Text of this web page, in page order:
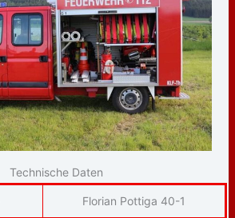
Technische Daten
Florian Pottiga 40-1